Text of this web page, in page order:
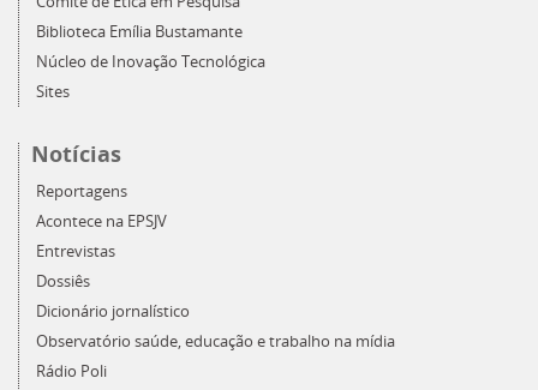
Biblioteca Emília Bustamante
Núcleo de Inovação Tecnológica
Sites
Notícias
Reportagens
Acontece na EPSJV
Entrevistas
Dossiês
Dicionário jornalístico
Observatório saúde, educação e trabalho na mídia
Rádio Poli